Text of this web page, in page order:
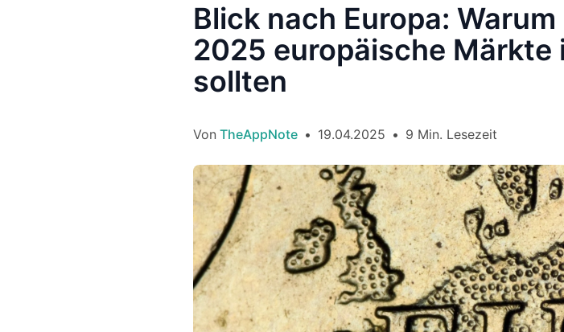
Blick nach Europa:
2025 europäische Märkte
sollten
Von TheAppNote • 19.04.2025 • 9 Min. Lesezeit